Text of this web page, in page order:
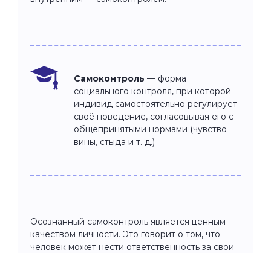
Самоконтроль — форма
социального контроля, при которой
индивид самостоятельно регулирует
своё поведение, согласовывая его с
общепринятыми нормами (чувство
вины, стыда и т. д.)
Осознанный самоконтроль является ценным
качеством личности. Это говорит о том, что
человек может нести ответственность за свои